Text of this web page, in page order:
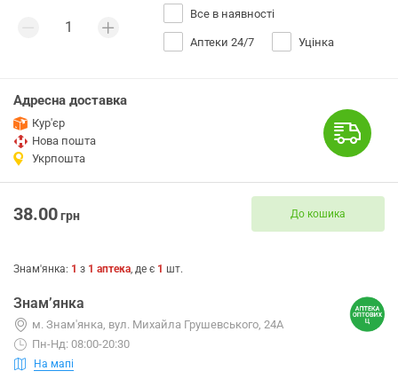
Все в наявності
Аптеки 24/7 Уцінка
Адресна доставка
Кур'єр
Нова пошта
Укрпошта
38.00грн До кошика
Знам'янка: 1 з 1 аптека, де є 1 шт.
Знам’янка
м. Знам'янка, вул. Михайла Грушевського, 24А
Пн-Нд: 08:00-20:30
На мапі